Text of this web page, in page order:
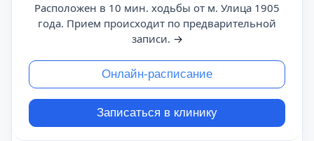
Расположен в 10 мин. ходьбы от м. Улица 1905
года. Прием происходит по предварительной
записи. →
Онлайн-расписание
Записаться в клинику